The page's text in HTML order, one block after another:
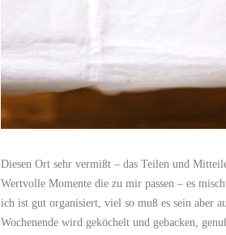
Diesen Ort sehr vermißt – das Teilen und
Wertvolle Momente die zu mir passen – es
ich ist gut organisiert, viel so muß es sein aber
Wochenende wird geköchelt und gebacken,